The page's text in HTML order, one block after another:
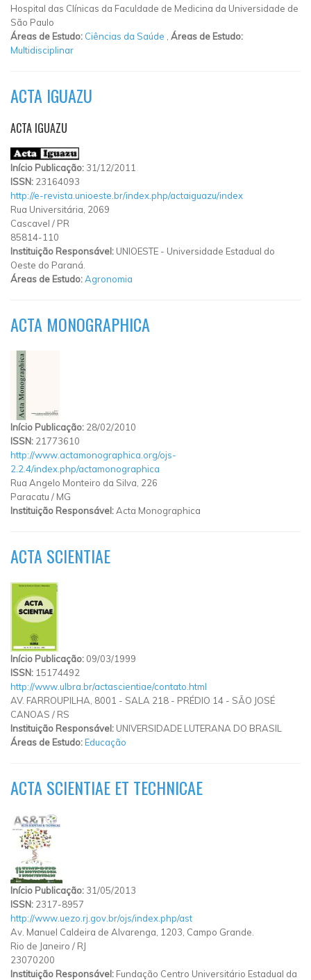
Hospital das Clínicas da Faculdade de Medicina da Universidade de
São Paulo
Áreas de Estudo: Ciências da Saúde
Áreas de Estudo:
Multidisciplinar
ACTA IGUAZU
ACTA IGUAZU
Início Publicação: 31/12/2011
ISSN: 23164093
http://e-revista.unioeste.br/index.php/actaiguazu/index
Rua Universitária, 2069
Cascavel / PR
85814-110
Instituição Responsável: UNIOESTE - Universidade Estadual do
Oeste do Paraná.
Áreas de Estudo:Agronomia
ACTA MONOGRAPHICA
Início Publicação: 28/02/2010
ISSN: 21773610
http://www.actamonographica.org/ojs-
2.2.4/index.php/actamonographica
Rua Angelo Monteiro da Silva, 226
Paracatu / MG
Instituição Responsável:Acta Monographica
ACTA SCIENTIAE
Início Publicação: 09/03/1999
ISSN: 15174492
http://www.ulbra.br/actascientiae/contato.html
AV. FARROUPILHA, 8001 - SALA 218 - PRÉDIO 14 - SÃO JOSÉ
CANOAS / RS
Instituição Responsável: UNIVERSIDADE LUTERANA DO BRASIL
Áreas de Estudo:Educação
ACTA SCIENTIAE ET TECHNICAE
Início Publicação: 31/05/2013
ISSN: 2317-8957
http://www.uezo.rj.gov.br/ojs/index.php/ast
Av. Manuel Caldeira de Alvarenga, 1203, Campo Grande.
Rio de Janeiro / RJ
23070200
Instituição Responsável: Fundação Centro Universitário Estadual da